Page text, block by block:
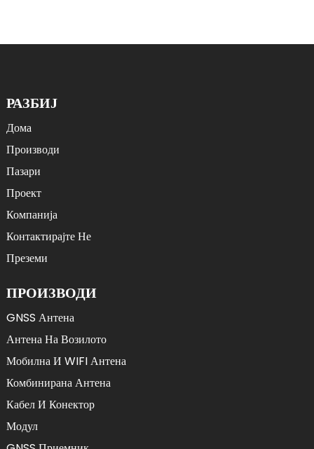
РАЗБИЈ
Дома
Производи
Пазари
Проект
Компанија
Контактирајте Не
Преземи
ПРОИЗВОДИ
GNSS Антена
Антена На Возилото
Мобилна И WIFI Антена
Комбинирана Антена
Кабел И Конектор
Модул